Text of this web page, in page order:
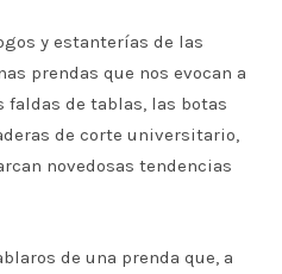
y estanterías de las
prendas que nos evocan a
faldas de tablas, las botas
de corte universitario,
novedosas tendencias
de una prenda que, a